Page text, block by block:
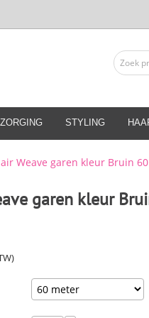
STYLING
Weave garen kleur Bruin
garen kleur